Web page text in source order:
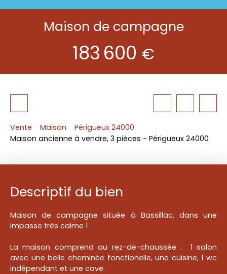
Maison de campagne
183 600 €
Vente Maison
Périgueux 24000
Maison ancienne à vendre, 3 pièces - Périgueux 24000
Descriptif du bien
Maison de campagne située à Bassillac, dans une
impasse très calme !
La maison comprend au rez-de-chaussée : 1 salon
avec une belle cheminée fonctionelle, une cuisine, 1 wc
indépendant et une cave.